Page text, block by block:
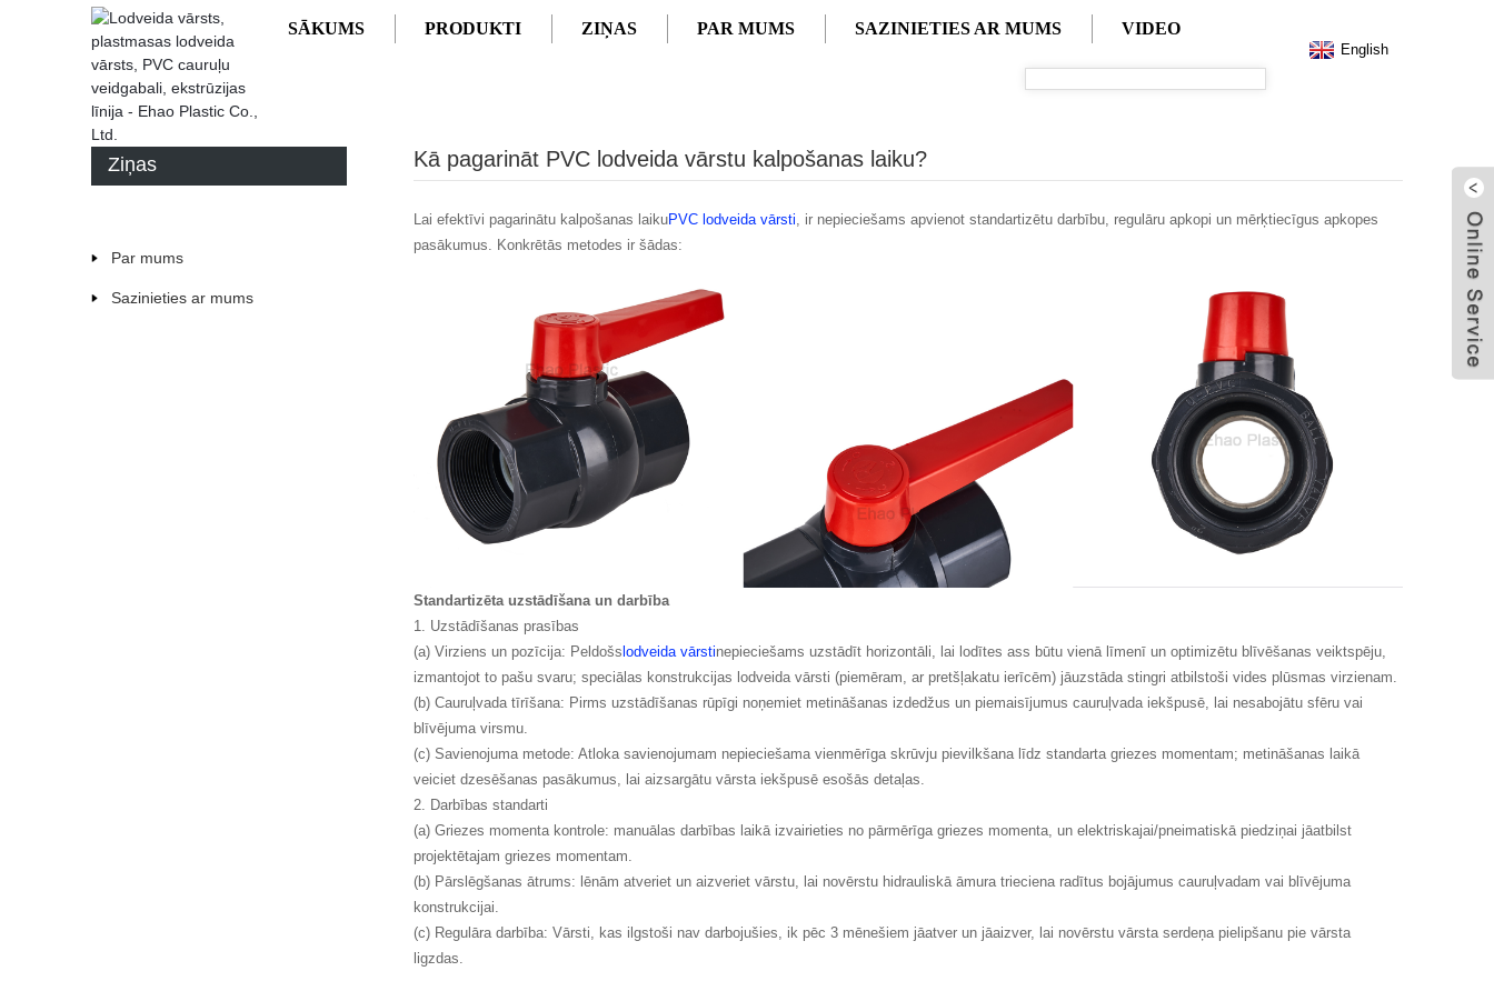
SĀKUMS PRODUKTI ZIŅAS PAR MUMS SAZINIETIES AR MUMS VIDEO
English
SĀKUMS ZIŅAS
Ziņas
Par mums
Sazinieties ar mums
Kā pagarināt PVC lodveida vārstu kalpošanas laiku?
Lai efektīvi pagarinātu kalpošanas laikuPVC lodveida vārsti, ir nepieciešams apvienot standartizētu darbību, regulāru apkopi un mērķtiecīgus apkopes
pasākumus. Konkrētās metodes ir šādas:
Standartizēta uzstādīšana un darbība
1. Uzstādīšanas prasības
(a) Virziens un pozīcija: Peldošslodveida vārstinepieciešams uzstādīt horizontāli, lai lodītes ass būtu vienā līmenī un optimizētu blīvēšanas veiktspēju,
izmantojot to pašu svaru; speciālas konstrukcijas lodveida vārsti (piemēram, ar pretšļakatu ierīcēm) jāuzstāda stingri atbilstoši vides plūsmas virzienam.
(b) Cauruļvada tīrīšana: Pirms uzstādīšanas rūpīgi noņemiet metināšanas izdedžus un piemaisījumus cauruļvada iekšpusē, lai nesabojātu sfēru vai
blīvējuma virsmu.
(c) Savienojuma metode: Atloka savienojumam nepieciešama vienmērīga skrūvju pievilkšana līdz standarta griezes momentam; metināšanas laikā
veiciet dzesēšanas pasākumus, lai aizsargātu vārsta iekšpusē esošās detaļas.
2. Darbības standarti
(a) Griezes momenta kontrole: manuālas darbības laikā izvairieties no pārmērīga griezes momenta, un elektriskajai/pneimatiskā piedziņai jāatbilst
projektētajam griezes momentam.
(b) Pārslēgšanas ātrums: lēnām atveriet un aizveriet vārstu, lai novērstu hidrauliskā āmura trieciena radītus bojājumus cauruļvadam vai blīvējuma
konstrukcijai.
(c) Regulāra darbība: Vārsti, kas ilgstoši nav darbojušies, ik pēc 3 mēnešiem jāatver un jāaizver, lai novērstu vārsta serdeņa pielipšanu pie vārsta
ligzdas.